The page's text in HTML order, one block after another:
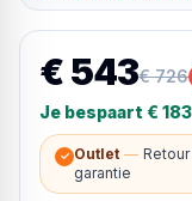
€ 543€ 726
Je bespaart € 183
✓ Outlet —
garantie